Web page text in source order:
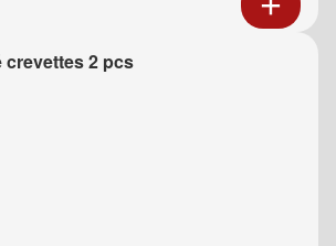
crevettes 2 pcs